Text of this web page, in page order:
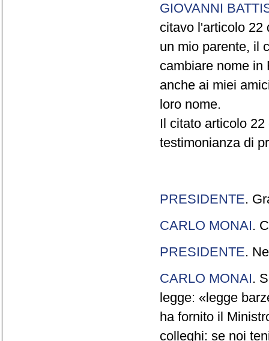
GIOVANNI
citavo l'articolo 22
un mio parente, il
cambiare nome in
anche ai miei
loro nome.
Il citato articolo
testimonianza di
PRESIDENTE.
CARLO MONAI.
PRESIDENTE.
CARLO MONAI.
legge: «legge
ha fornito il
colleghi: se noi